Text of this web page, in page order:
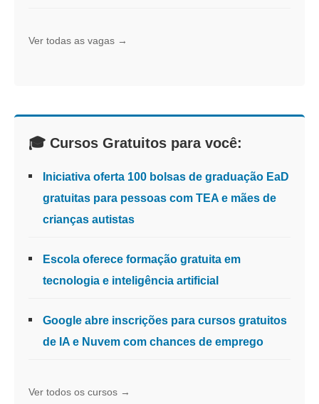
Ver todas as vagas →
🎓 Cursos Gratuitos para você:
Iniciativa oferta 100 bolsas de graduação EaD
gratuitas para pessoas com TEA e mães de
crianças autistas
Escola oferece formação gratuita em
tecnologia e inteligência artificial
Google abre inscrições para cursos gratuitos
de IA e Nuvem com chances de emprego
Ver todos os cursos →